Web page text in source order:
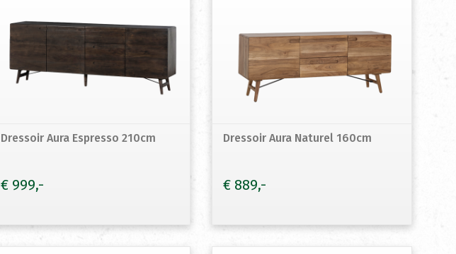
Dressoir Aura Espresso 210cm
€ 999
Dressoir Aura Naturel 160cm
€889